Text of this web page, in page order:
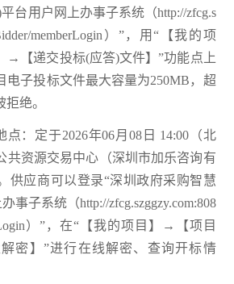
台用户网上办事子系统（http://zfcg.s
memberLogin）”，用“【我的项
→【递交投标(应答)文件】”功能点上
电子投标文件最大容量为250MB，超
绝。
点：定于2026年06月08日 14:00（北
共资源交易中心（深圳市加乐咨询有
供应商可以登录“深圳政府采购智慧
事子系统（http://zfcg.szggzy.com:808
）”，在“【我的项目】→【项目
密】”进行在线解密、查询开标情